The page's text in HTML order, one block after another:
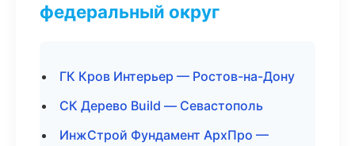
федеральный округ
ГК Кров Интерьер — Ростов-на-Дону
СК Дерево Build — Севастополь
ИнжСтрой Фундамент АрхПро —